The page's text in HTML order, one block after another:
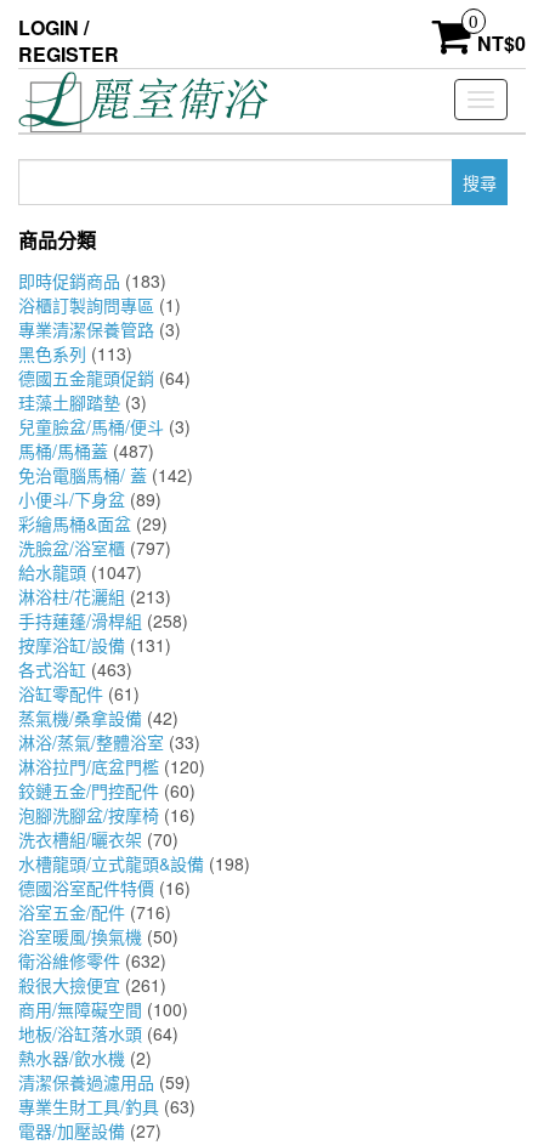
the
content
LOGIN /
REGISTER
0
NT$0
Toggle
鍵
商品分類
即時促銷商品 (183)
浴櫃訂製詢問專區 (1)
專業清潔保養管路 (3)
黑色系列 (113)
德國五金龍頭促銷 (64)
珪藻土腳踏墊 (3)
兒童臉盆/馬桶/便斗 (3)
馬桶/馬桶蓋 (487)
免治電腦馬桶/ 蓋 (142)
小便斗/下身盆 (89)
彩繪馬桶&面盆 (29)
洗臉盆/浴室櫃 (797)
給水龍頭 (1047)
淋浴柱/花灑組 (213)
手持蓮蓬/滑桿組 (258)
按摩浴缸/設備 (131)
各式浴缸 (463)
浴缸零配件 (61)
蒸氣機/桑拿設備 (42)
淋浴/蒸氣/整體浴室 (33)
淋浴拉門/底盆門檻 (120)
鉸鏈五金/門控配件 (60)
泡腳洗腳盆/按摩椅 (16)
洗衣槽組/曬衣架 (70)
水槽龍頭/立式龍頭&設備 (198)
德國浴室配件特價 (16)
浴室五金/配件 (716)
浴室暖風/換氣機 (50)
衛浴維修零件 (632)
殺很大撿便宜 (261)
商用/無障礙空間 (100)
地板/浴缸落水頭 (64)
熱水器/飲水機 (2)
清潔保養過濾用品 (59)
專業生財工具/釣具 (63)
電器/加壓設備 (27)